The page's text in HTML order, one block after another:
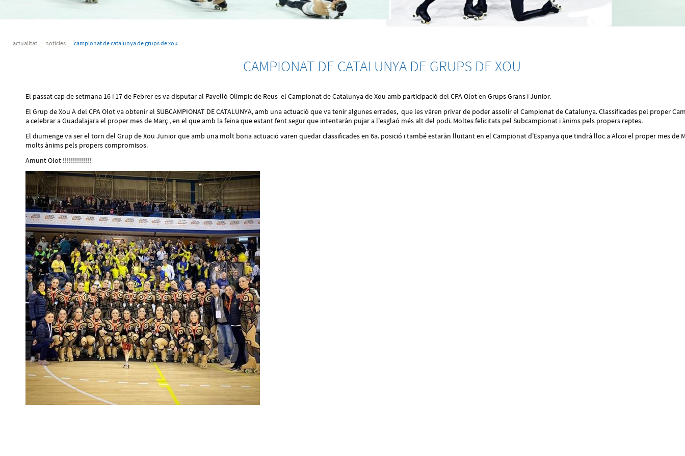
actualitat notícies campionat de catalunya de grups de xou
CAMPIONAT DE CATALUNYA DE GRUPS DE XOU
El passat cap de setmana 16 i 17 de Febrer es va disputar al Pavelló Olimpic de Reus el Campionat de Catalunya de Xou amb participació del CPA Olot en Grups Grans i Junior.
El Grup de Xou A del CPA Olot va obtenir el SUBCAMPIONAT DE CATALUNYA, amb una actuació que va tenir algunes errades, que les vàren privar de poder assolir el Campionat de Catalunya. Classificades pel proper
a celebrar a Guadalajara el proper mes de Març , en el que amb la feina que estant fent segur que intentaràn pujar a l'esglaó més alt del podi. Moltes felicitats pel Subcampionat i ànims pels propers reptes.
El diumenge va ser el torn del Grup de Xou Junior que amb una molt bona actuació varen quedar classificades en 6a. posició i també estaràn lluitant en el Campionat d'Espanya que tindrà lloc a Alcoi el proper mes de
molts ànims pels propers compromisos.
Amunt Olot !!!!!!!!!!!!!!